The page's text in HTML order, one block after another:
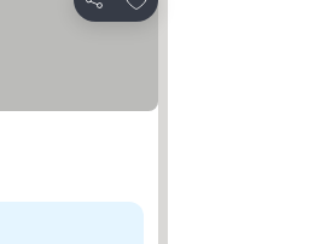
Partilhar